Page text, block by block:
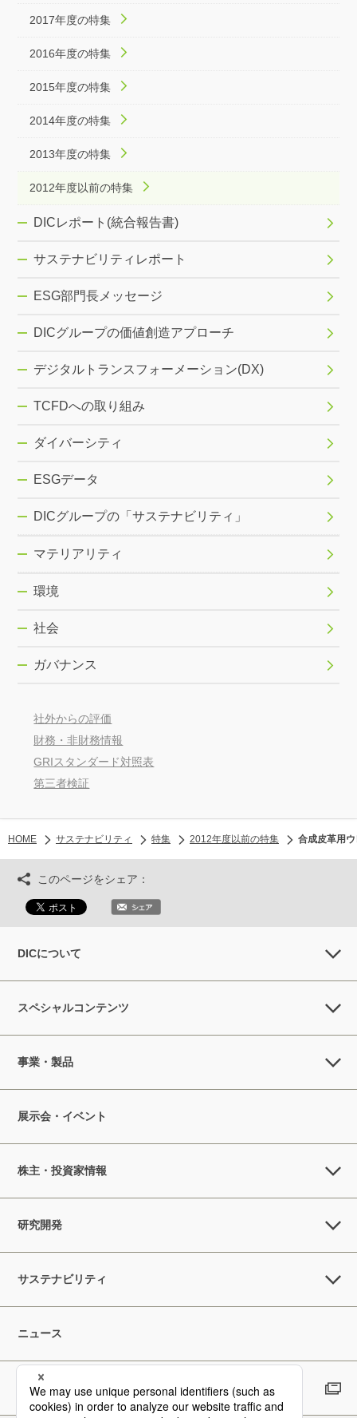
2017年度の特集
2016年度の特集
2015年度の特集
2014年度の特集
2013年度の特集
2012年度以前の特集
DICレポート(統合報告書)
サステナビリティレポート
ESG部門長メッセージ
DICグループの価値創造アプローチ
デジタルトランスフォーメーション(DX)
TCFDへの取り組み
ダイバーシティ
ESGデータ
DICグループの「サステナビリティ」
マテリアリティ
環境
社会
ガバナンス
社外からの評価
財務・非財務情報
GRIスタンダード対照表
第三者検証
HOME サステナビリティ 特集 2012年度以前の特集 合成皮革用
このページをシェア：
DICについて
スペシャルコンテンツ
事業・製品
展示会・イベント
株主・投資家情報
研究開発
サステナビリティ
ニュース
採用情報